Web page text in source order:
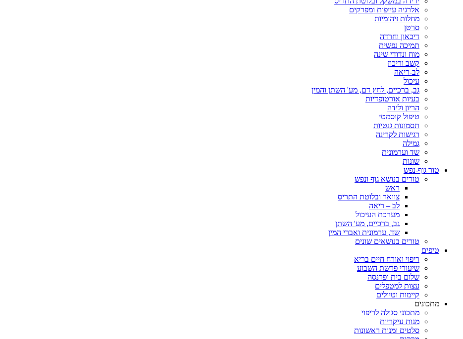
אלרגיה עייפות ומפרקים
מחלות זיהומיות
סרטן
דיכאון וחרדה
תמיכה נפשית
מוח ונדודי שינה
קשב וריכוז
לב-ריאה
עיכול
גב, ברכיים, לחץ דם, מע' השתן והמין
בעיות אורטופדיות
הריון ולידה
טיפול קוסמטי
תסמונות גנטיות
רגישות לקרינה
גמילה
שד וערמונית
שונות
טור גוף-נפש
טורים בנושא גוף ונפש
ראש
צוואר ובלוטת התריס
לב – ריאה
מערכת העיכול
גב, ברכיים, מע' השתן
שד, ערמונית ואברי המין
טורים בנושאים שונים
טיפים
ריפוי ואורח חיים בריא
שיעורי פרשת השבוע
שלום בית ופרנסה
עצות למטפלים
קיימות וטיולים
מתכונים
מתכוני סגולה לריפוי
מנות עיקריות
סלטים ומנות ראשונות